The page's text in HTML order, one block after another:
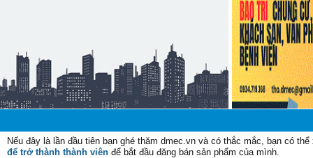
Nếu đây là lần đầu tiên bạn ghé thăm dmec.vn và có thắc mắc, bạn có
để trở thành thành viên để bắt đầu đăng bán sản phẩm của mình.